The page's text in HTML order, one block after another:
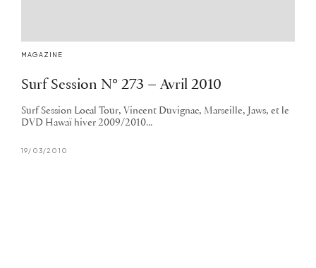
MAGAZINE
Surf Session N° 273 – Avril 2010
Surf Session Local Tour, Vincent Duvignac, Marseille, Jaws, et le
DVD Hawaï hiver 2009/2010...
19/03/2010